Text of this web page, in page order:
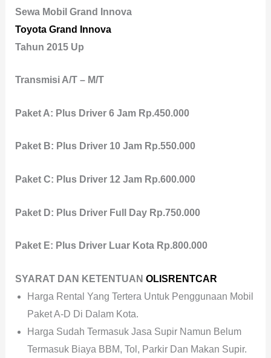
Sewa Mobil Grand Innova
Toyota Grand Innova
Tahun 2015 Up
Transmisi A/T – M/T
Paket A: Plus Driver 6 Jam Rp.450.000
Paket B: Plus Driver 10 Jam Rp.550.000
Paket C: Plus Driver 12 Jam Rp.600.000
Paket D: Plus Driver Full Day Rp.750.000
Paket E: Plus Driver Luar Kota Rp.800.000
SYARAT DAN KETENTUAN OLISRENTCAR
Harga Rental Yang Tertera Untuk Penggunaan Mobil
Paket A-D Di Dalam Kota.
Harga Sudah Termasuk Jasa Supir Namun Belum
Termasuk Biaya BBM, Tol, Parkir Dan Makan Supir.